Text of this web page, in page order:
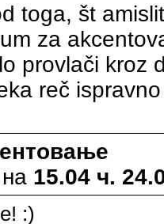
toga, št
za
provlači kroz
reč
на 15.04 ч.
:)